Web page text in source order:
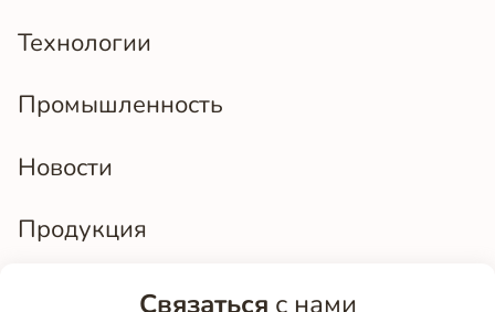
Технологии
Промышленность
Новости
Продукция
Связаться с нами